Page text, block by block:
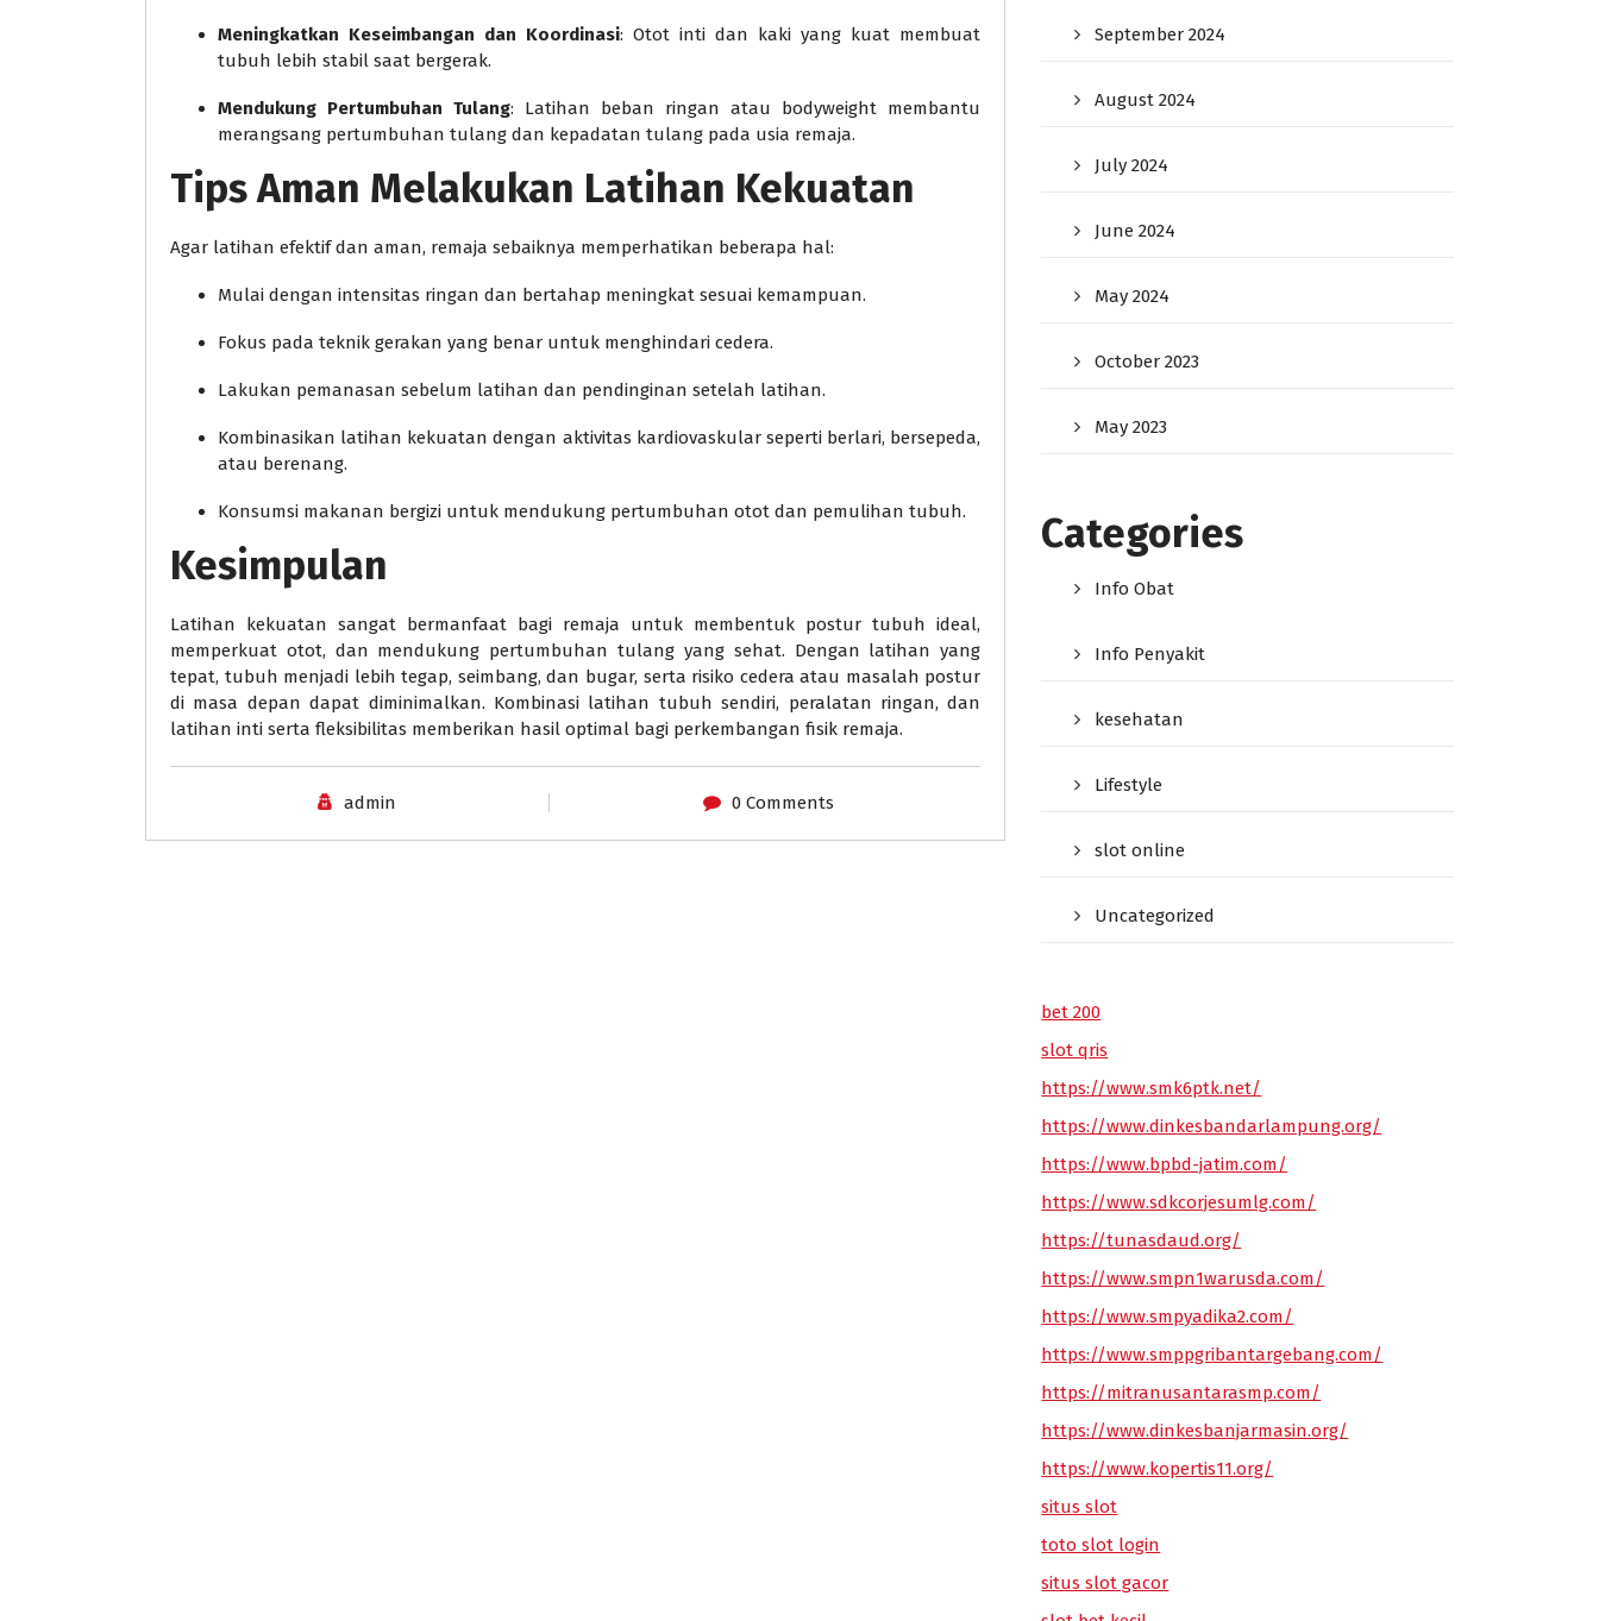
Meningkatkan Keseimbangan dan Koordinasi: Otot inti dan kaki yang kuat membuat
tubuh lebih stabil saat bergerak.
Mendukung Pertumbuhan Tulang: Latihan beban ringan atau bodyweight membantu
merangsang pertumbuhan tulang dan kepadatan tulang pada usia remaja.
Tips Aman Melakukan Latihan Kekuatan
Agar latihan efektif dan aman, remaja sebaiknya memperhatikan beberapa hal:
Mulai dengan intensitas ringan dan bertahap meningkat sesuai kemampuan.
Fokus pada teknik gerakan yang benar untuk menghindari cedera.
Lakukan pemanasan sebelum latihan dan pendinginan setelah latihan.
Kombinasikan latihan kekuatan dengan aktivitas kardiovaskular seperti berlari, bersepeda,
atau berenang.
Konsumsi makanan bergizi untuk mendukung pertumbuhan otot dan pemulihan tubuh.
Kesimpulan
Latihan kekuatan sangat bermanfaat bagi remaja untuk membentuk postur tubuh ideal,
memperkuat otot, dan mendukung pertumbuhan tulang yang sehat. Dengan latihan yang
tepat, tubuh menjadi lebih tegap, seimbang, dan bugar, serta risiko cedera atau masalah postur
di masa depan dapat diminimalkan. Kombinasi latihan tubuh sendiri, peralatan ringan, dan
latihan inti serta fleksibilitas memberikan hasil optimal bagi perkembangan fisik remaja.
admin 0 Comments
September 2024
August 2024
July 2024
June 2024
May 2024
October 2023
May 2023
Categories
Info Obat
Info Penyakit
kesehatan
Lifestyle
slot online
Uncategorized
bet 200
slot qris
https://www.smk6ptk.net/
https://www.dinkesbandarlampung.org/
https://www.bpbd-jatim.com/
https://www.sdkcorjesumlg.com/
https://tunasdaud.org/
https://www.smpn1warusda.com/
https://www.smpyadika2.com/
https://www.smppgribantargebang.com/
https://mitranusantarasmp.com/
https://www.dinkesbanjarmasin.org/
https://www.kopertis11.org/
situs slot
toto slot login
situs slot gacor